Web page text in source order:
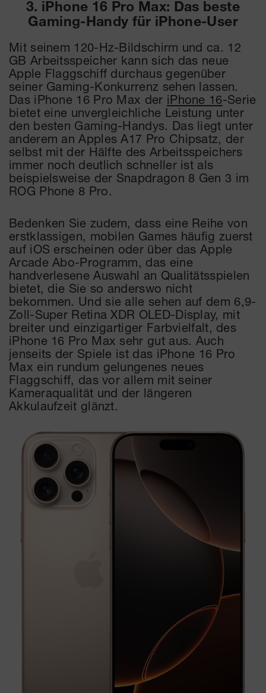
3. iPhone 16 Pro Max: Das beste
Gaming-Handy für iPhone-User
Mit seinem 120-Hz-Bildschirm und ca. 12
GB Arbeitsspeicher kann sich das neue
Apple Flaggschiff durchaus gegenüber
seiner Gaming-Konkurrenz sehen lassen.
Das iPhone 16 Pro Max der iPhone 16-Serie
bietet eine unvergleichliche Leistung unter
den besten Gaming-Handys. Das liegt unter
anderem an Apples A17 Pro Chipsatz, der
selbst mit der Hälfte des Arbeitsspeichers
immer noch deutlich schneller ist als
beispielsweise der Snapdragon 8 Gen 3 im
ROG Phone 8 Pro.
Bedenken Sie zudem, dass eine Reihe von
erstklassigen, mobilen Games häufig zuerst
auf iOS erscheinen oder über das Apple
Arcade Abo-Programm, das eine
handverlesene Auswahl an Qualitätsspielen
bietet, die Sie so anderswo nicht
bekommen. Und sie alle sehen auf dem 6,9-
Zoll-Super Retina XDR OLED-Display, mit
breiter und einzigartiger Farbvielfalt, des
iPhone 16 Pro Max sehr gut aus. Auch
jenseits der Spiele ist das iPhone 16 Pro
Max ein rundum gelungenes neues
Flaggschiff, das vor allem mit seiner
Kameraqualität und der längeren
Akkulaufzeit glänzt.